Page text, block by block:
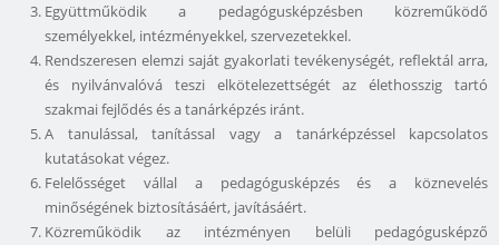
Együttműködik a pedagógusképzésben közreműködő
személyekkel, intézményekkel, szervezetekkel.
Rendszeresen elemzi saját gyakorlati tevékenységét, reflektál arra,
és nyilvánvalóvá teszi elkötelezettségét az élethosszig tartó
szakmai fejlődés és a tanárképzés iránt.
A tanulással, tanítással vagy a tanárképzéssel kapcsolatos
kutatásokat végez.
Felelősséget vállal a pedagógusképzés és a köznevelés
minőségének biztosításáért, javításáért.
Közreműködik az intézményen belüli pedagógusképző